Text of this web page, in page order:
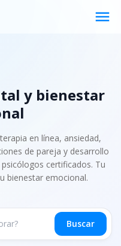
menu
y bienestar
en línea, ansiedad,
de pareja y desarrollo
certificados. Tu
bienestar emocional.
Buscar